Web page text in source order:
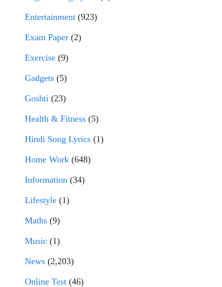
Entertainment (923)
Exam Paper (2)
Exercise (9)
Gadgets (5)
Goshti (23)
Health & Fitness (5)
Hindi Song Lyrics (1)
Home Work (648)
Information (34)
Lifestyle (1)
Maths (9)
Music (1)
News (2,203)
Online Test (46)